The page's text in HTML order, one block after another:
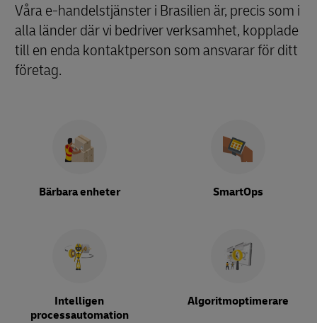
Våra e-handelstjänster i Brasilien är, precis som i
alla länder där vi bedriver verksamhet, kopplade
till en enda kontaktperson som ansvarar för ditt
företag.
Bärbara enheter SmartOps
Intelligen
processautomation
Algoritmoptimerare